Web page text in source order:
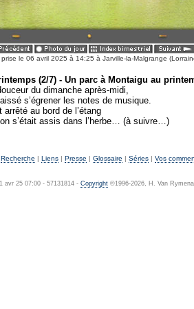
le 06 avril 2025 à 14:25 à Jarville-la-Malgrange
(2/7) - Un parc à Montaigu au
du dimanche après-midi,
s’égrener les notes de musique.
arrêté au bord de l’étang
s’était assis dans l’herbe… (à suivre…)
Recherche | Liens | Presse | Glossaire | Séries | Vos
avr 25 07:00 - 57131814 - Copyright©1996-2026, H. Van